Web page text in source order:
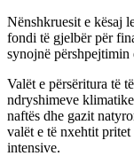
Nënshkruesit e kësaj
fondi të gjelbër për
synojnë
Valët e përsëritura të
ndryshimeve
naftës dhe gazit
valët e të nxehtit pritet
intensive.